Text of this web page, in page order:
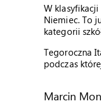
W
Niemiec. To
kategorii
Tegoroczna
podczas
Marcin